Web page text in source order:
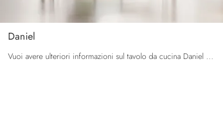
Daniel
Vuoi avere ulteriori informazioni sul tavolo da cucina Daniel di Orme? Clicca e ottieni informazioni sui modelli allungabili dell'azienda.